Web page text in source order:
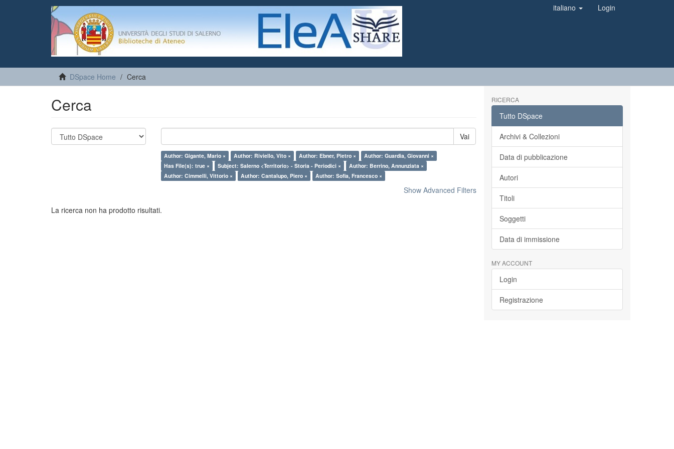
italiano Login
DSpace Home Cerca
Cerca
Vai
Author: Gigante, Mario × Author: Riviello, Vito × Author: Ebner, Pietro ×
Author: Guardia, Giovanni ×
Has File(s): true ×
Subject: Salerno <Territorio> - Storia - Periodici ×
Author: Berrino, Annunziata ×
Author: Cimmelli, Vittorio ×
Author: Cantalupo, Piero × Author: Sofia, Francesco ×
Show Advanced Filters
La ricerca non ha prodotto risultati.
RICERCA
Tutto DSpace
Archivi & Collezioni
Data di pubblicazione
Autori
Titoli
Soggetti
Data di immissione
MY ACCOUNT
Login
Registrazione